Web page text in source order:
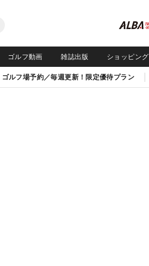
ゴルフ動画 雑誌出版 ショッピング
ゴルフ場予約／毎週更新！限定優待プラン